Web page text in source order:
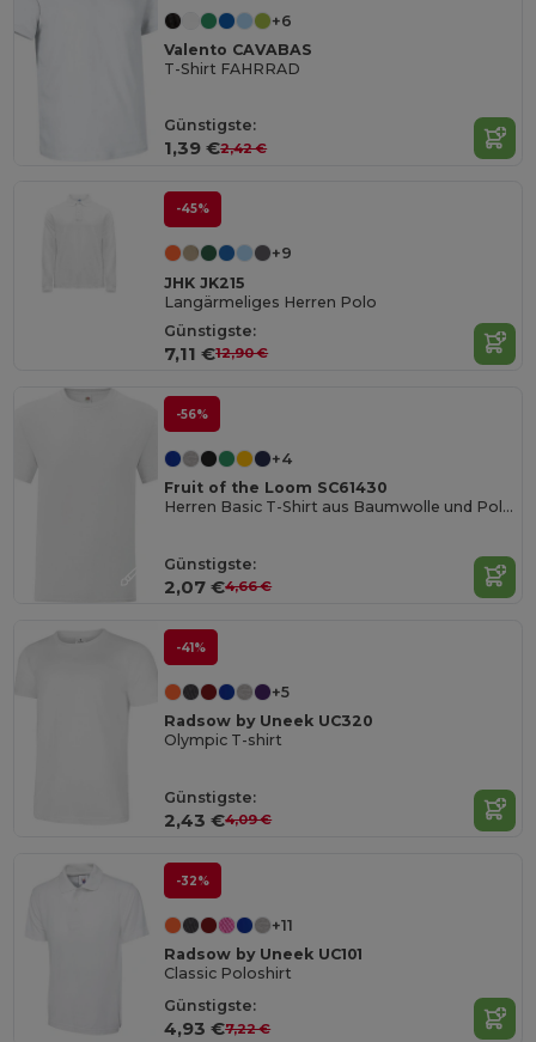
+6
Valento CAVABAS
T-Shirt FAHRRAD
Günstigste:
1,39 €2,42 €
-45%
+9
JHK JK215
Langärmeliges Herren Polo
Günstigste:
7,11 €12,90 €
-56%
+4
Fruit of the Loom SC61430
Herren Basic T-Shirt aus Baumwolle und Polyester
Günstigste:
2,07 €4,66 €
-41%
+5
Radsow by Uneek UC320
Olympic T-shirt
Günstigste:
2,43 €4,09 €
-32%
+11
Radsow by Uneek UC101
Classic Poloshirt
Günstigste:
4,93 €7,22 €